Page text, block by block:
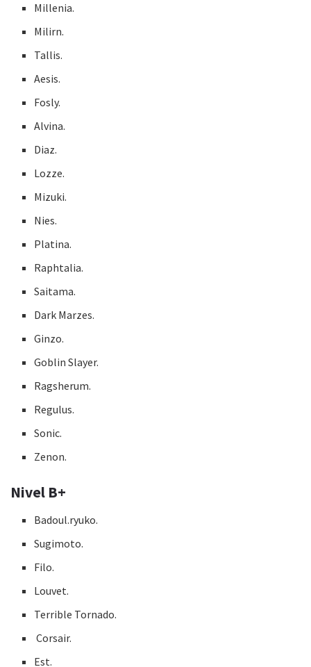
Millenia.
Milirn.
Tallis.
Aesis.
Fosly.
Alvina.
Diaz.
Lozze.
Mizuki.
Nies.
Platina.
Raphtalia.
Saitama.
Dark Marzes.
Ginzo.
Goblin Slayer.
Ragsherum.
Regulus.
Sonic.
Zenon.
Nivel B+
Badoul.ryuko.
Sugimoto.
Filo.
Louvet.
Terrible Tornado.
Corsair.
Est.